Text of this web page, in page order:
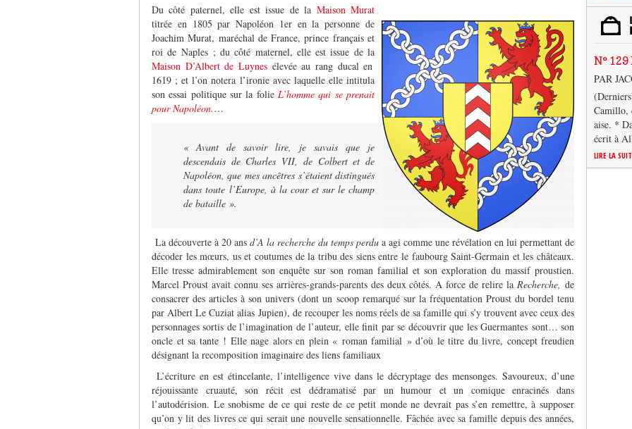
Du côté paternel, elle est issue de la Maison Murat
titrée en 1805 par Napoléon 1eren la personne de
Joachim Murat, maréchal de France, prince français et
roi de Naples ; du côté maternel, elle est issue de la
Maison D’Albert de Luynes élevée au rang ducal en
1619 ; et l’on notera l’ironie avec laquelle elle intitula
son essai politique sur la folie L’homme qui se prenait
pour Napoléon. …
« Avant de savoir lire, je savais que je
descendais de Charles VII, de Colbert et de
Napoléon, que mes ancêtres s’étaient distingués
dans toute l’Europe, à la cour et sur le champ
de bataille ».
La découverte à 20 ans d’A la recherche du temps perdu a agi comme une révélation en lui permettant de
décoder les mœurs, us et coutumes de la tribu des siens entre le faubourg Saint-Germain et les châteaux.
Elle tresse admirablement son enquête sur son roman familial et son exploration du massif proustien.
Marcel Proust avait connu ses arrières-grands-parents des deux côtés. A force de relire la Recherche, de
consacrer des articles à son univers (dont un scoop remarqué sur la fréquentation Proust du bordel tenu
par Albert Le Cuziat alias Jupien), de recouper les noms réels de sa famille qui s’y trouvent avec ceux des
personnages sortis de l’imagination de l’auteur, elle finit par se découvrir que les Guermantes sont… son
oncle et sa tante ! Elle nage alors en plein « roman familial » d’où le titre du livre, concept freudien
désignant la recomposition imaginaire des liens familiaux
L’écriture en est étincelante, l’intelligence vive dans le décryptage des mensonges. Savoureux, d’une
réjouissante cruauté, son récit est dédramatisé par un humour et un comique enracinés dans
l’autodérision. Le snobisme de ce qui reste de ce petit monde ne devrait pas s’en remettre, à supposer
qu’on y lit des livres ce qui serait une nouvelle sensationnelle. Fâchée avec sa famille depuis des années,
N°
PAR
Camillo,
aise. *
écrit à
LIRE LA